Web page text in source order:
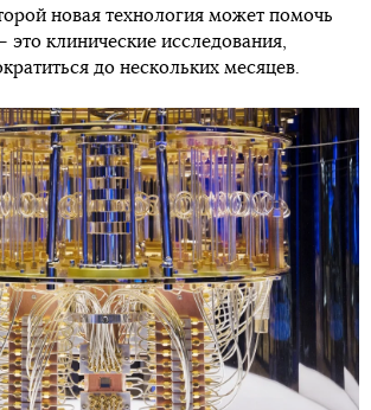
новая технология может помочь
это клинические исследования,
до нескольких месяцев.